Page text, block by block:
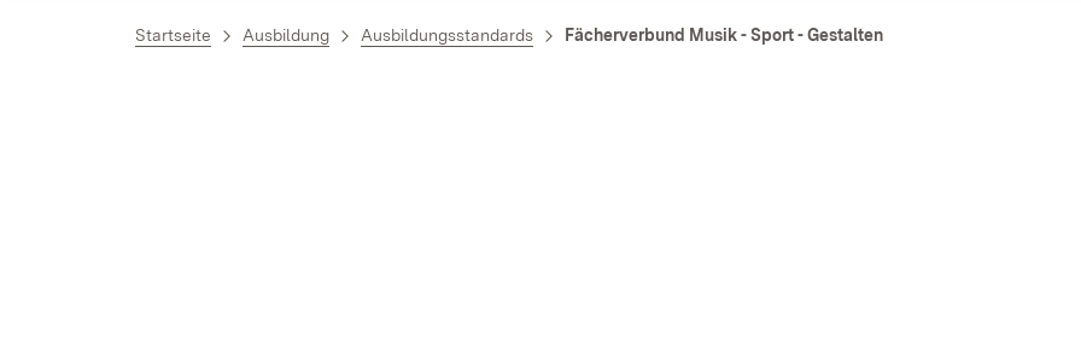
Startseite Ausbildung Ausbildungsstandards Fächerverbund Musik - Sport - Gestalten